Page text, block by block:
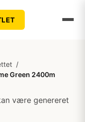
/
Green 2400m
være genereret